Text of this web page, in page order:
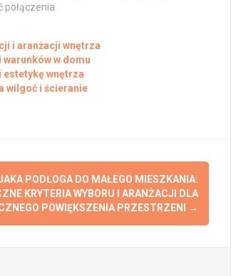
i aranżacji wnętrza
w domu
estetykę wnętrza
wilgoć i ścieranie
PODŁOGA DO MAŁEGO MIESZKANIA:
KRYTERIA WYBORU I ARANŻACJI DLA
POWIĘKSZENIA PRZESTRZENI
→